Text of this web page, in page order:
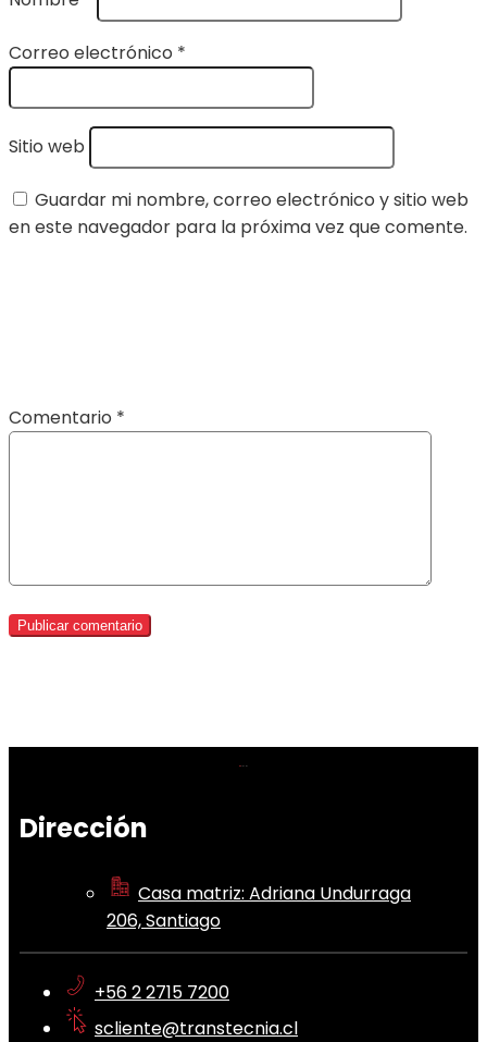
Correo electrónico *
Sitio web
Guardar mi nombre, correo electrónico y sitio web
en este navegador para la próxima vez que comente.
Comentario *
Dirección
Casa matriz: Adriana Undurraga
206, Santiago
+56 2 2715 7200
scliente@transtecnia.cl